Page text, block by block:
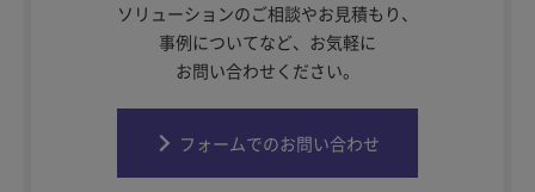
ソリューションのご相談やお見積もり、
事例についてなど、お気軽に
お問い合わせください。
フォームでのお問い合わせ